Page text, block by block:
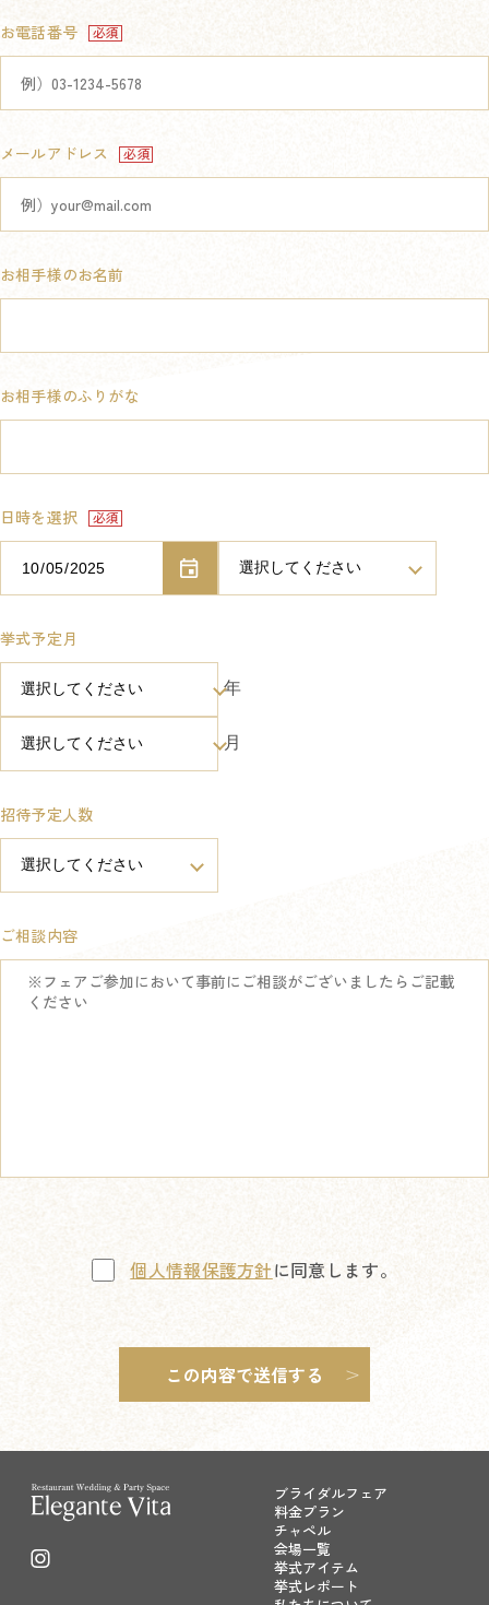
お電話番号
メールアドレス
お相手様のお名前
お相手様のふりがな
日時を選択
挙式予定月
年
月
招待予定人数
ご相談内容
個人情報保護方針に同意します。
ブライダルフェア
料金プラン
チャペル
会場一覧
挙式アイテム
挙式レポート